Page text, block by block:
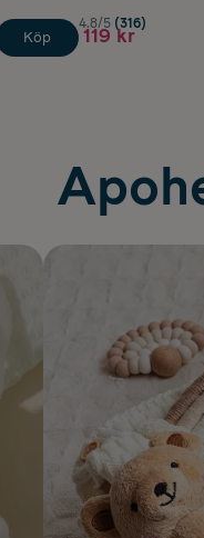
Köp
4.8/5 (316)
119 kr